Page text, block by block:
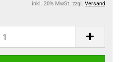
inkl. 20% MwSt. zzgl. Versand